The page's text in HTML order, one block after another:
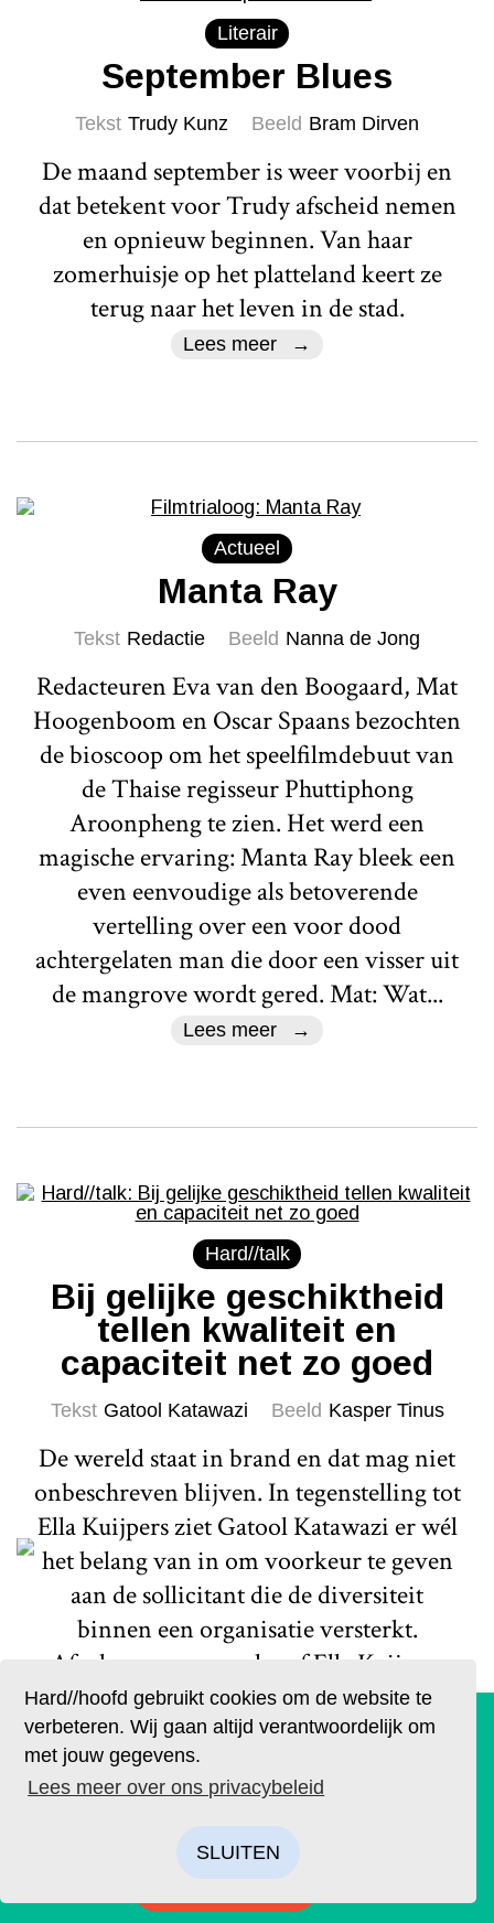
Hard//hoofd gebruikt cookies om de website te
verbeteren. Wij gaan altijd verantwoordelijk om
met jouw gegevens.
Lees meer over ons privacybeleid
SLUITEN
Literair
September Blues
Tekst Trudy Kunz Beeld Bram Dirven
De maand september is weer voorbij en
dat betekent voor Trudy afscheid nemen
en opnieuw beginnen. Van haar
zomerhuisje op het platteland keert ze
terug naar het leven in de stad.
Lees meer
Actueel
Manta Ray
Tekst Redactie Beeld Nanna de Jong
Redacteuren Eva van den Boogaard, Mat
Hoogenboom en Oscar Spaans bezochten
de bioscoop om het speelfilmdebuut van
de Thaise regisseur Phuttiphong
Aroonpheng te zien. Het werd een
magische ervaring: Manta Ray bleek een
even eenvoudige als betoverende
vertelling over een voor dood
achtergelaten man die door een visser uit
de mangrove wordt gered. Mat: Wat...
Lees meer
Hard//talk
Bij gelijke geschiktheid
tellen kwaliteit en
capaciteit net zo goed
Tekst Gatool Katawazi Beeld Kasper Tinus
De wereld staat in brand en dat mag niet
onbeschreven blijven. In tegenstelling tot
Ella Kuijpers ziet Gatool Katawazi er wél
het belang van in om voorkeur te geven
aan de sollicitant die de diversiteit
binnen een organisatie versterkt.
Afgelopen zomer schreef Ella Kuijpers
een Hard//talk waarin zij pleit tegen
positieve discriminatie in
sollicitatieprocedures. Juist...
Lees meer
De geruchten zijn waar. Lees Hard//hoofd nu ook op
papier!
Bestel op tijd je eigen exemplaar van de eerste editie, met
als thema: ‘Ik’. We hebben drie covers ontworpen. Kies je